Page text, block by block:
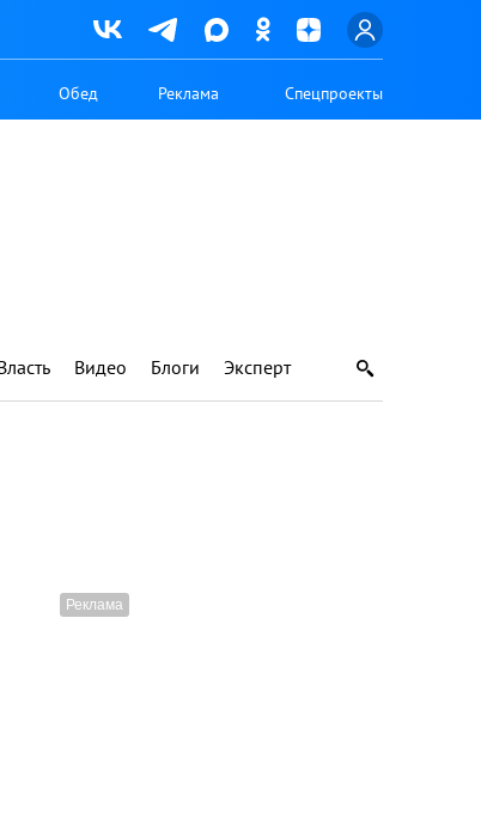
Обед Реклама Спецпроекты
Видео Блоги Эксперт